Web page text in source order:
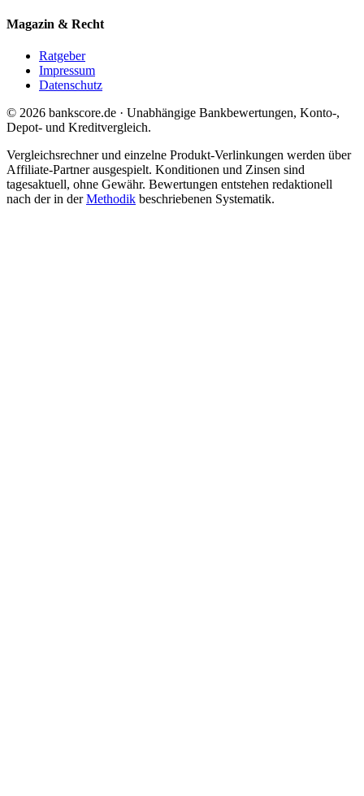
Magazin & Recht
Ratgeber
Impressum
Datenschutz
© 2026 bankscore.de · Unabhängige Bankbewertungen, Konto-,
Depot- und Kreditvergleich.
Vergleichsrechner und einzelne Produkt-Verlinkungen werden über
Affiliate-Partner ausgespielt. Konditionen und Zinsen sind
tagesaktuell, ohne Gewähr. Bewertungen entstehen redaktionell
nach der in derMethodik beschriebenen Systematik.